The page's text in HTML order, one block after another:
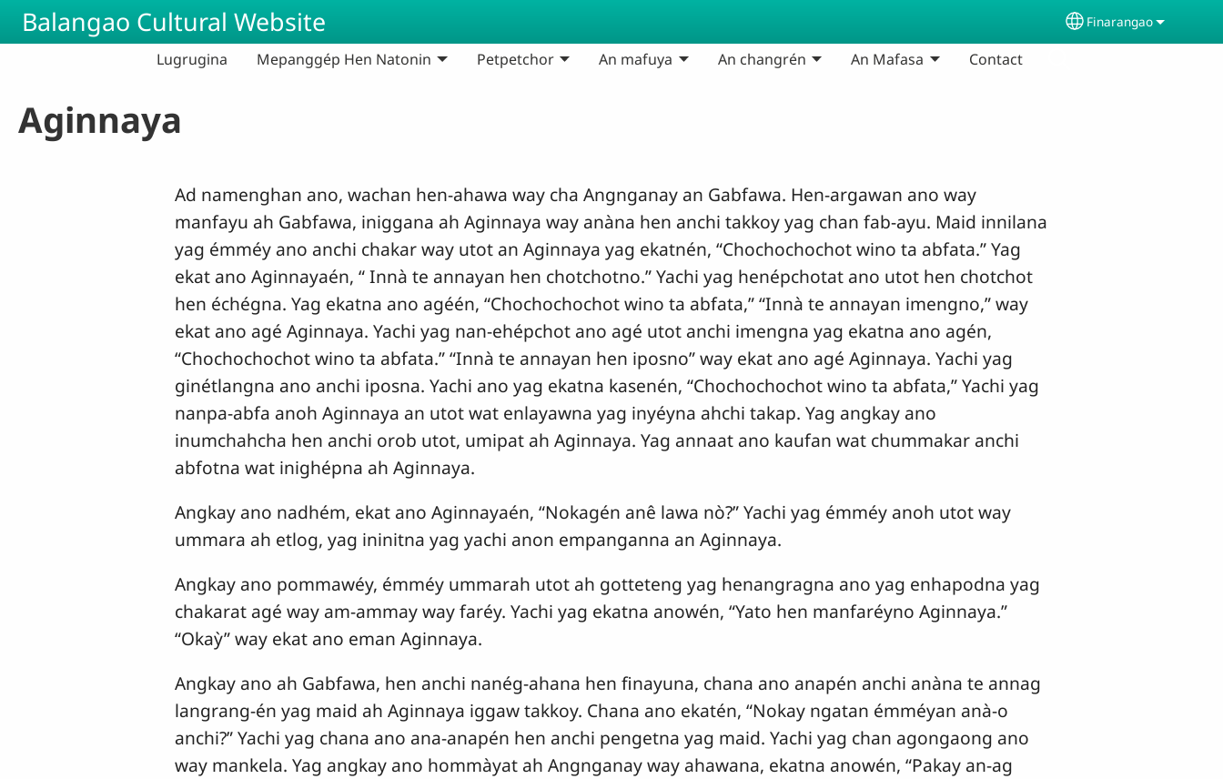
Skip to main content
Balangao Cultural Website Select your
Finarangao
Lugrugina Mepanggép Hen Natonin Petpetchor An mafuya An changrén An Mafasa Contact
Aginnaya
Ad namenghan ano, wachan hen-ahawa way cha Angnganay an Gabfawa. Hen-argawan ano way
manfayu ah Gabfawa, iniggana ah Aginnaya way anàna hen anchi takkoy yag chan fab-ayu. Maid innilana
yag émméy ano anchi chakar way utot an Aginnaya yag ekatnén, “Chochochochot wino ta abfata.” Yag
ekat ano Aginnayaén, “ Innà te annayan hen chotchotno.” Yachi yag henépchotat ano utot hen chotchot
hen échégna. Yag ekatna ano agéén, “Chochochochot wino ta abfata,” “Innà te annayan imengno,” way
ekat ano agé Aginnaya. Yachi yag nan-ehépchot ano agé utot anchi imengna yag ekatna ano agén,
“Chochochochot wino ta abfata.” “Innà te annayan hen iposno” way ekat ano agé Aginnaya. Yachi yag
ginétlangna ano anchi iposna. Yachi ano yag ekatna kasenén, “Chochochochot wino ta abfata,” Yachi yag
nanpa-abfa anoh Aginnaya an utot wat enlayawna yag inyéyna ahchi takap. Yag angkay ano
inumchahcha hen anchi orob utot, umipat ah Aginnaya. Yag annaat ano kaufan wat chummakar anchi
abfotna wat inighépna ah Aginnaya.
Angkay ano nadhém, ekat ano Aginnayaén, “Nokagén anê lawa nò?” Yachi yag émméy anoh utot way
ummara ah etlog, yag ininitna yag yachi anon empanganna an Aginnaya.
Angkay ano pommawéy, émméy ummarah utot ah gotteteng yag henangragna ano yag enhapodna yag
chakarat agé way am-ammay way faréy. Yachi yag ekatna anowén, “Yato hen manfaréyno Aginnaya.”
“Okaỳ” way ekat ano eman Aginnaya.
Angkay ano ah Gabfawa, hen anchi nanég-ahana hen finayuna, chana ano anapén anchi anàna te annag
langrang-én yag maid ah Aginnaya iggaw takkoy. Chana ano ekatén, “Nokay ngatan émméyan anà-o
anchi?” Yachi yag chana ano ana-anapén hen anchi pengetna yag maid. Yachi yag chan agongaong ano
way mankela. Yag angkay ano hommàyat ah Angnganay way ahawana, ekatna anowén, “Pakay an-ag